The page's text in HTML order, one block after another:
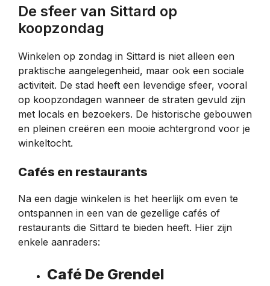
De sfeer van Sittard op
koopzondag
Winkelen op zondag in Sittard is niet alleen een
praktische aangelegenheid, maar ook een sociale
activiteit. De stad heeft een levendige sfeer, vooral
op koopzondagen wanneer de straten gevuld zijn
met locals en bezoekers. De historische gebouwen
en pleinen creëren een mooie achtergrond voor je
winkeltocht.
Cafés en restaurants
Na een dagje winkelen is het heerlijk om even te
ontspannen in een van de gezellige cafés of
restaurants die Sittard te bieden heeft. Hier zijn
enkele aanraders:
Café De Grendel